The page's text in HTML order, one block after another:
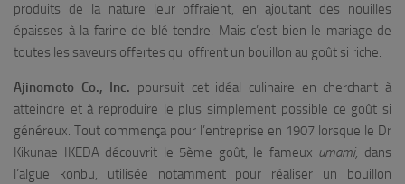
produits de la nature leur offraient, en ajoutant des nouilles
épaisses à la farine de blé tendre. Mais c’est bien le mariage de
toutes les saveurs offertes qui offrent un bouillon au goût si riche.
Ajinomoto Co., Inc. poursuit cet idéal culinaire en cherchant à
atteindre et à reproduire le plus simplement possible ce goût si
généreux. Tout commença pour l’entreprise en 1907 lorsque le Dr
Kikunae IKEDA découvrit le 5ème goût, le fameux umami, dans
l’algue konbu, utilisée notamment pour réaliser un bouillon